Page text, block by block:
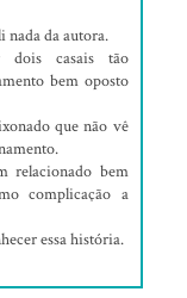
nada da autora.
dois casais tão
bem oposto
que não vê
relacionado bem
complicação a
essa história.